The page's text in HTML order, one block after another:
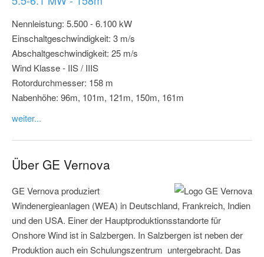
Nennleistung: 5.500 - 6.100 kW
Einschaltgeschwindigkeit: 3 m/s
Abschaltgeschwindigkeit: 25 m/s
Wind Klasse - IIS / IIIS
Rotordurchmesser: 158 m
Nabenhöhe: 96m, 101m, 121m, 150m, 161m
weiter...
Über GE Vernova
GE Vernova produziert
Windenergieanlagen (WEA) in Deutschland, Frankreich, Indien
und den USA. Einer der Hauptproduktionsstandorte für
Onshore Wind ist in Salzbergen. In Salzbergen ist neben der
Produktion auch ein Schulungszentrum untergebracht. Das